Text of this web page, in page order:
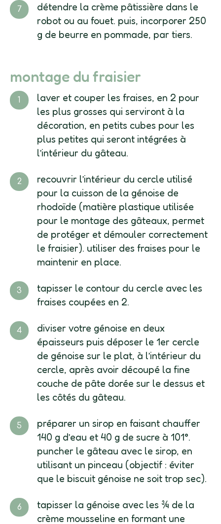
détendre la crème pâtissière dans le
robot ou au fouet. puis, incorporer 250
g de beurre en pommade, par tiers.
montage du fraisier
laver et couper les fraises, en 2 pour
les plus grosses qui serviront à la
décoration, en petits cubes pour les
plus petites qui seront intégrées à
l’intérieur du gâteau.
recouvrir l’intérieur du cercle utilisé
pour la cuisson de la génoise de
rhodoïde (matière plastique utilisée
pour le montage des gâteaux, permet
de protéger et démouler correctement
le fraisier). utiliser des fraises pour le
maintenir en place.
tapisser le contour du cercle avec les
fraises coupées en 2.
diviser votre génoise en deux
épaisseurs puis déposer le 1er cercle
de génoise sur le plat, à l’intérieur du
cercle, après avoir découpé la fine
couche de pâte dorée sur le dessus et
les côtés du gâteau.
préparer un sirop en faisant chauffer
140 g d’eau et 40 g de sucre à 101°.
puncher le gâteau avec le sirop, en
utilisant un pinceau (objectif : éviter
que le biscuit génoise ne soit trop sec).
tapisser la génoise avec les ¾ de la
crème mousseline en formant une